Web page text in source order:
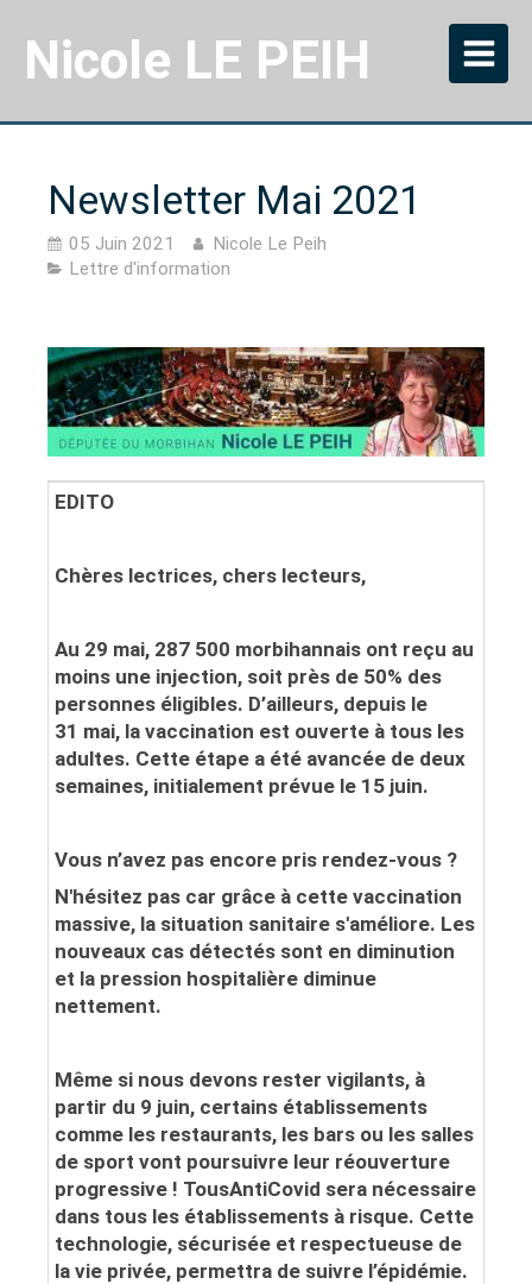
Nicole LE PEIH
Newsletter Mai 2021
05 Juin 2021
Nicole Le Peih
Lettre d'information
EDITO
Chères lectrices, chers lecteurs,
Au 29 mai, 287 500 morbihannais ont reçu au
moins une injection, soit près de 50% des
personnes éligibles. D’ailleurs, depuis le
31 mai, la vaccination est ouverte à tous les
adultes. Cette étape a été avancée de deux
semaines, initialement prévue le 15 juin.
Vous n’avez pas encore pris rendez-vous ?
N'hésitez pas car grâce à cette vaccination
massive, la situation sanitaire s'améliore. Les
nouveaux cas détectés sont en diminution
et la pression hospitalière diminue
nettement.
Même si nous devons rester vigilants, à
partir du 9 juin, certains établissements
comme les restaurants, les bars ou les salles
de sport vont poursuivre leur réouverture
progressive ! TousAntiCovid sera nécessaire
dans tous les établissements à risque. Cette
technologie, sécurisée et respectueuse de
la vie privée, permettra de suivre l’épidémie.